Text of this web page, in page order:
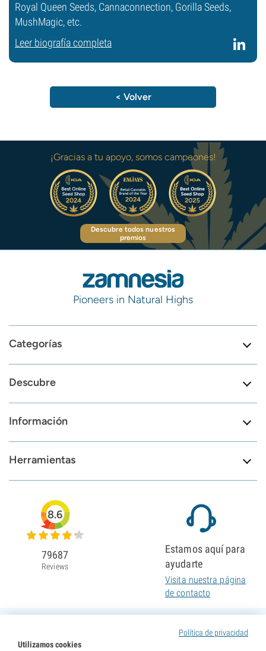
Royal Queen Seeds, Cannaconnection, Gorilla Seeds,
MushMagic, etc.
Leer biografía completa
< Volver
¡Gracias a tu apoyo, somos campeones!
Descubre todos nuestros
premios
Pioneers in Natural Highs
Categorías
Descubre
Información
Herramientas
Política de privacidad
Utilizamos cookies
8.6
79687
Reviews
Estamos aquí para
ayudarte
Visita nuestra página
de contacto